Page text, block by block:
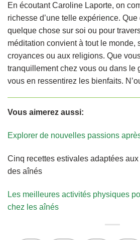
En écoutant Caroline Laporte, on
richesse d’une telle expérience.
quelque chose sur soi ou pour
méditation convient à tout le monde,
croyances ou aux religions. Que
tranquillement chez vous ou dans le
vous en ressentirez les bienfaits.
Vous aimerez aussi:
Explorer de nouvelles passions
Cinq recettes estivales adaptées
des aînés
Les meilleures activités physiques
chez les aînés